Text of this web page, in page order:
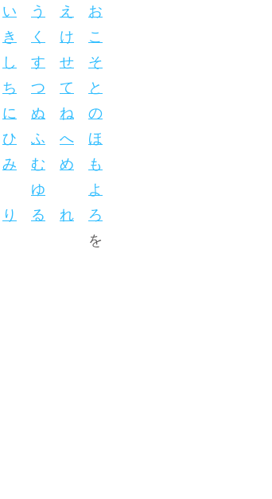
い う え お
き く け こ
し す せ そ
ち つ て と
に ぬ ね の
ひ ふ へ ほ
み む め も
ゆ
よ
り る れ ろ
を